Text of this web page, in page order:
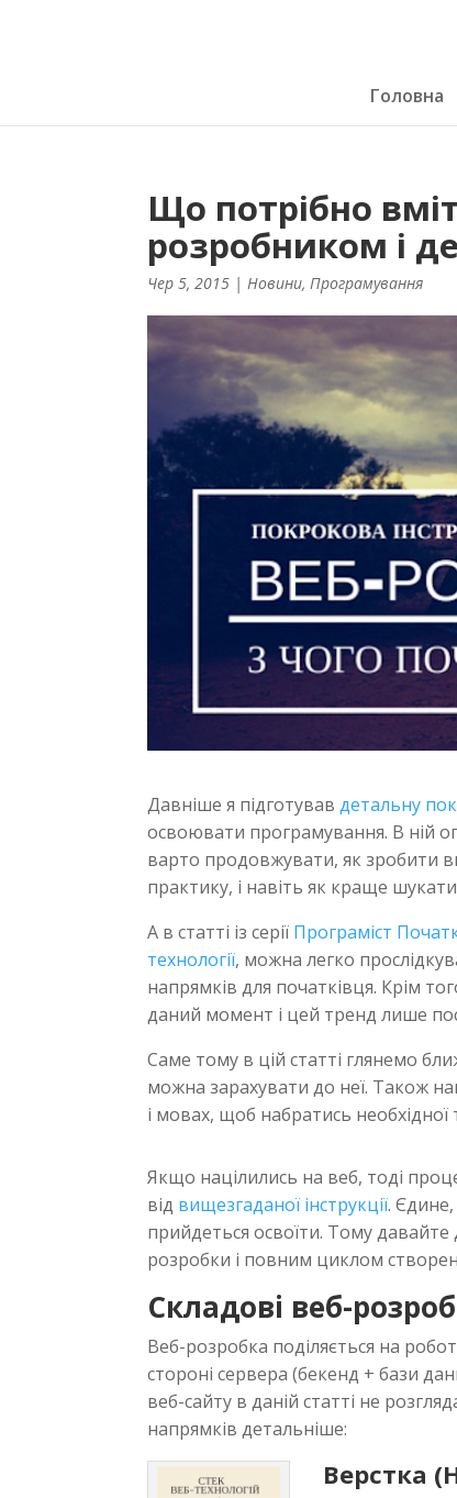
Головна
Що потрібно
розробником і
Чер 5, 2015 |Новини,Програмування
Давніше я підготувавдетальну
освоювати програмування. В ній
варто продовжувати, як зробити
практику, і навіть як краще
А в статті із серії Програміст
технології, можна легко
напрямків для початківця. Крім
даний момент і цей тренд лише
Саме тому в цій статті глянемо
можна зарахувати до неї. Також
і мовах, щоб набратись необхідної
Якщо націлились на веб, тоді
від вищезгаданої інструкції. Єдине,
прийдеться освоїти. Тому
розробки і повним циклом
Складові веб-
Веб-розробка поділяється на
стороні сервера (бекенд + бази
веб-сайту в даній статті не
напрямків детальніше:
Верстка